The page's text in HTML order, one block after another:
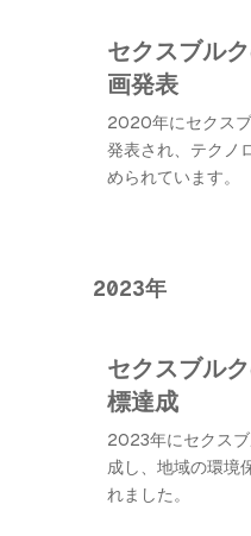
セクスブル
画発表
2020年にセクス
発表され、テクノ
められています。
2023年
セクスブル
標達成
2023年にセクス
成し、地域の環境
れました。